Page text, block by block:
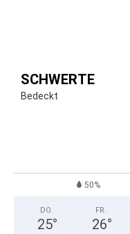
SCHWERTE
Bedeckt
50%
DO.
25°
FR.
26°